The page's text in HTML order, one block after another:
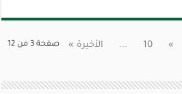
صفحة 3 من 12 »
10
... الأخيرة »